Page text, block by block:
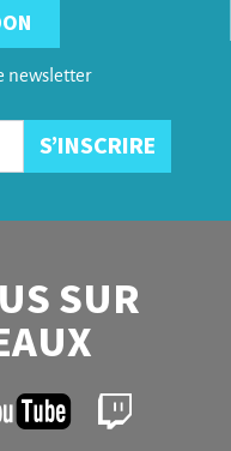
newsletter
SUR